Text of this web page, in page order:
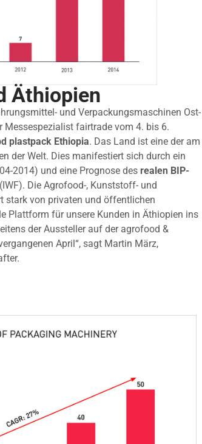
Äthiopien
und Verpackungsmaschinen Ost-
fairtrade vom 4. bis 6.
plastpack Ethiopia. Das Land ist eine der am
der Welt. Dies manifestiert sich durch ein
2014) und eine Prognose des realen BIP-
(IWF). Die Agrofood-, Kunststoff- und
stark von privaten und öffentlichen
Plattform für unsere Kunden in Äthiopien ins
der Aussteller auf der agrofood &
April“, sagt Martin März,